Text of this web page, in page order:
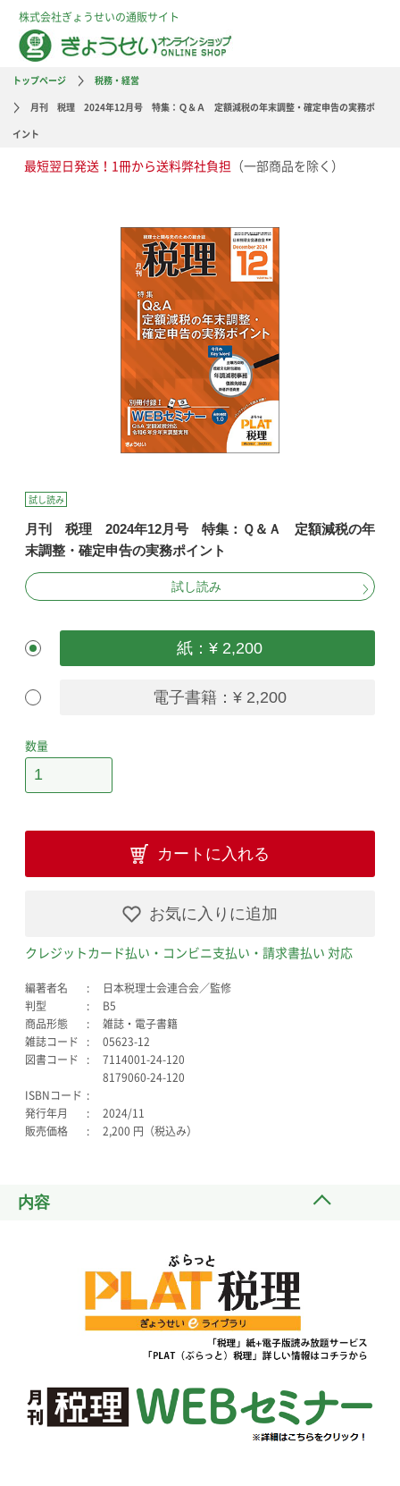
株式会社ぎょうせいの通販サイト
トップページ
税務・経営
月刊 税理 2024年12月号 特集：Ｑ＆Ａ 定額減税の年末調整・確定申告の実務ポ
イント
最短翌日発送！1冊から送料弊社負担 （一部商品を除く）
試し読み
月刊 税理 2024年12月号 特集：Ｑ＆Ａ 定額減税の年
末調整・確定申告の実務ポイント
試し読み
紙：¥ 2,200
電子書籍：¥ 2,200
数量
カートに入れる
お気に入りに追加
クレジットカード払い・コンビニ支払い・請求書払い 対応
編著者名
日本税理士会連合会／監修
判型
B5
商品形態
雑誌・電子書籍
雑誌コード
05623-12
図書コード
7114001-24-120
8179060-24-120
ISBNコード
発行年月
2024/11
販売価格
2,200 円（税込み）
内容